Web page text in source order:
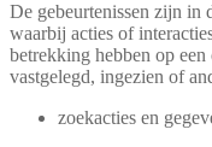
De gebeurtenissen zijn in
waarbij acties of
betrekking hebben op
vastgelegd, ingezien of
zoekacties en